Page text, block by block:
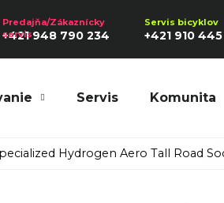
+421 948 790 234 +421 910
Servis Komunita
Hydrogen Aero Tall Road